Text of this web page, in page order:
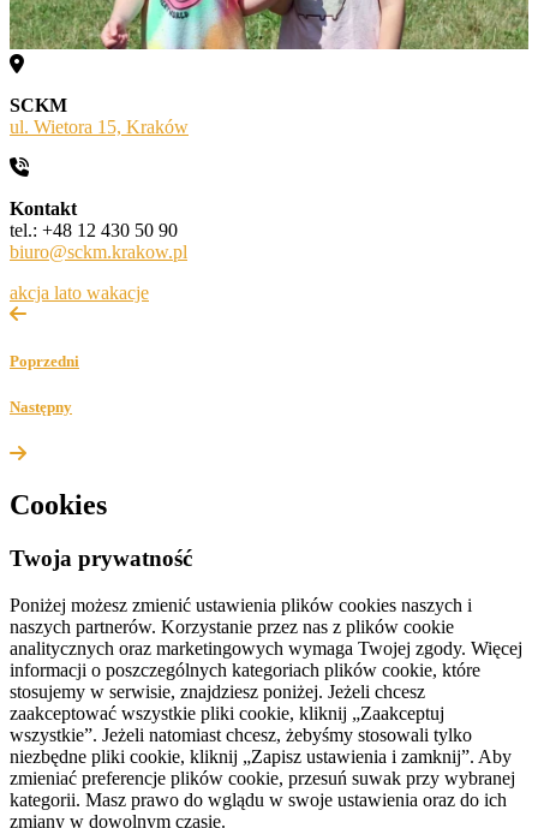
SCKM
ul. Wietora 15, Kraków
Kontakt
tel.: +48 12 430 50 90
biuro@sckm.krakow.pl
akcja lato wakacje
Poprzedni
Następny
Cookies
Twoja prywatność
Poniżej możesz zmienić ustawienia plików cookies naszych i
naszych partnerów. Korzystanie przez nas z plików cookie
analitycznych oraz marketingowych wymaga Twojej zgody. Więcej
informacji o poszczególnych kategoriach plików cookie, które
stosujemy w serwisie, znajdziesz poniżej. Jeżeli chcesz
zaakceptować wszystkie pliki cookie, kliknij „Zaakceptuj
wszystkie”. Jeżeli natomiast chcesz, żebyśmy stosowali tylko
niezbędne pliki cookie, kliknij „Zapisz ustawienia i zamknij”. Aby
zmieniać preferencje plików cookie, przesuń suwak przy wybranej
kategorii. Masz prawo do wglądu w swoje ustawienia oraz do ich
zmiany w dowolnym czasie.